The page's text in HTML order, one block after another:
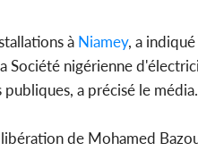
à Niamey, a indiqué
Société nigérienne
a précisé le média.
de Mohamed